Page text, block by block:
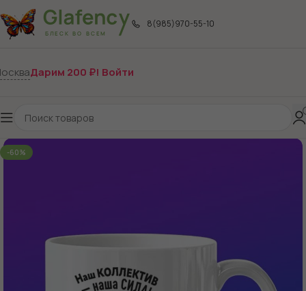
8(985)970-55-10
Дарим 200 ₽! Войти
-60%